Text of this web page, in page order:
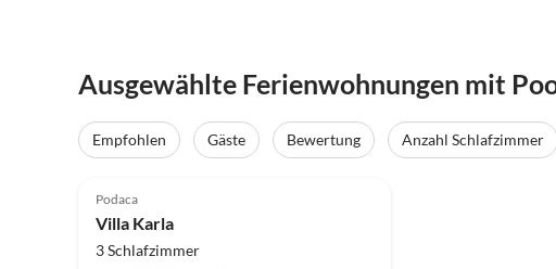
Ausgewählte Ferienwohnungen mit
Empfohlen Gäste Bewertung Anzahl Schlafzimmer
Podaca
Villa Karla
3 Schlafzimmer